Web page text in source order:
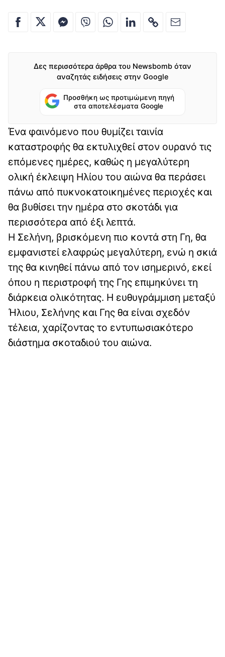
Δες περισσότερα άρθρα του Newsbomb όταν
αναζητάς ειδήσεις στην Google
Προσθήκη ως προτιμώμενη πηγή
στα αποτελέσματα Google
Ένα φαινόμενο που θυμίζει ταινία
καταστροφής θα εκτυλιχθεί στον ουρανό τις
επόμενες ημέρες, καθώς η μεγαλύτερη
ολική έκλειψη Ηλίου του αιώνα θα περάσει
πάνω από πυκνοκατοικημένες περιοχές και
θα βυθίσει την ημέρα στο σκοτάδι για
περισσότερα από έξι λεπτά.
Η Σελήνη, βρισκόμενη πιο κοντά στη Γη, θα
εμφανιστεί ελαφρώς μεγαλύτερη, ενώ η σκιά
της θα κινηθεί πάνω από τον ισημερινό, εκεί
όπου η περιστροφή της Γης επιμηκύνει τη
διάρκεια ολικότητας. Η ευθυγράμμιση μεταξύ
Ήλιου, Σελήνης και Γης θα είναι σχεδόν
τέλεια, χαρίζοντας το εντυπωσιακότερο
διάστημα σκοταδιού του αιώνα.